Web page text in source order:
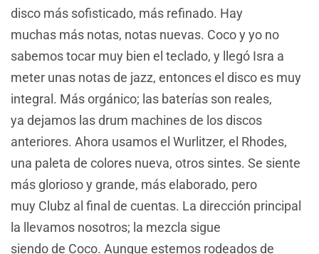
disco más sofisticado, más refinado. Hay
muchas más notas, notas nuevas. Coco y yo no
sabemos tocar muy bien el teclado, y llegó Isra a
meter unas notas de jazz, entonces el disco es muy
integral. Más orgánico; las baterías son reales,
ya dejamos las drum machines de los discos
anteriores. Ahora usamos el Wurlitzer, el Rhodes,
una paleta de colores nueva, otros sintes. Se siente
más glorioso y grande, más elaborado, pero
muy Clubz al final de cuentas. La dirección principal
la llevamos nosotros; la mezcla sigue
siendo de Coco. Aunque estemos rodeados de